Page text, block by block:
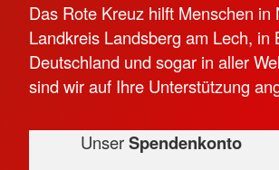
Das Rote Kreuz hilft Menschen in
Landkreis Landsberg am Lech, in
Deutschland und sogar in aller
sind wir auf Ihre Unterstützung
UnserSpendenkonto